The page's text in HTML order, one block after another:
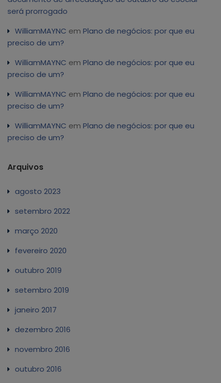
será prorrogado
WilliamMAYNC em Plano de negócios: por que eu
preciso de um?
WilliamMAYNC em Plano de negócios: por que eu
preciso de um?
WilliamMAYNC em Plano de negócios: por que eu
preciso de um?
WilliamMAYNC em Plano de negócios: por que eu
preciso de um?
Arquivos
agosto 2023
setembro 2022
março 2020
fevereiro 2020
outubro 2019
setembro 2019
janeiro 2017
dezembro 2016
novembro 2016
outubro 2016